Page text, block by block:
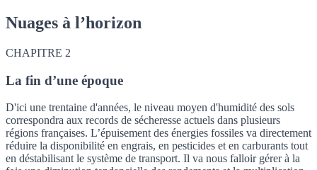
Nuages à l’horizon
CHAPITRE 2
La fin d’une époque
D'ici une trentaine d'années, le niveau moyen d'humidité des sols
correspondra aux records de sécheresse actuels dans plusieurs
régions françaises. L’épuisement des énergies fossiles va directement
réduire la disponibilité en engrais, en pesticides et en carburants tout
en déstabilisant le système de transport. Il va nous falloir gérer à la